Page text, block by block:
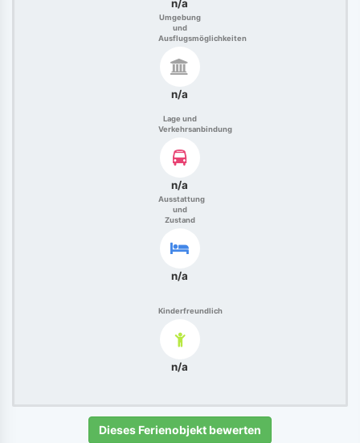
n/a
Umgebung
und
Ausflugsmöglichkeiten
n/a
Lage und
Verkehrsanbindung
n/a
Ausstattung
und
Zustand
n/a
Kinderfreundlich
n/a
Dieses Ferienobjekt bewerten